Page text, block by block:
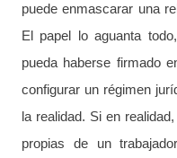
puede enmascarar una
El papel lo aguanta
pueda haberse firmado
configurar un régimen
la realidad. Si en
propias de un